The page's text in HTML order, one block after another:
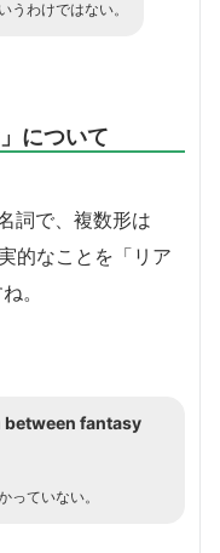
うわけではない。
について
詞で、複数形は
的なことを「リア
。
between fantasy
っていない。